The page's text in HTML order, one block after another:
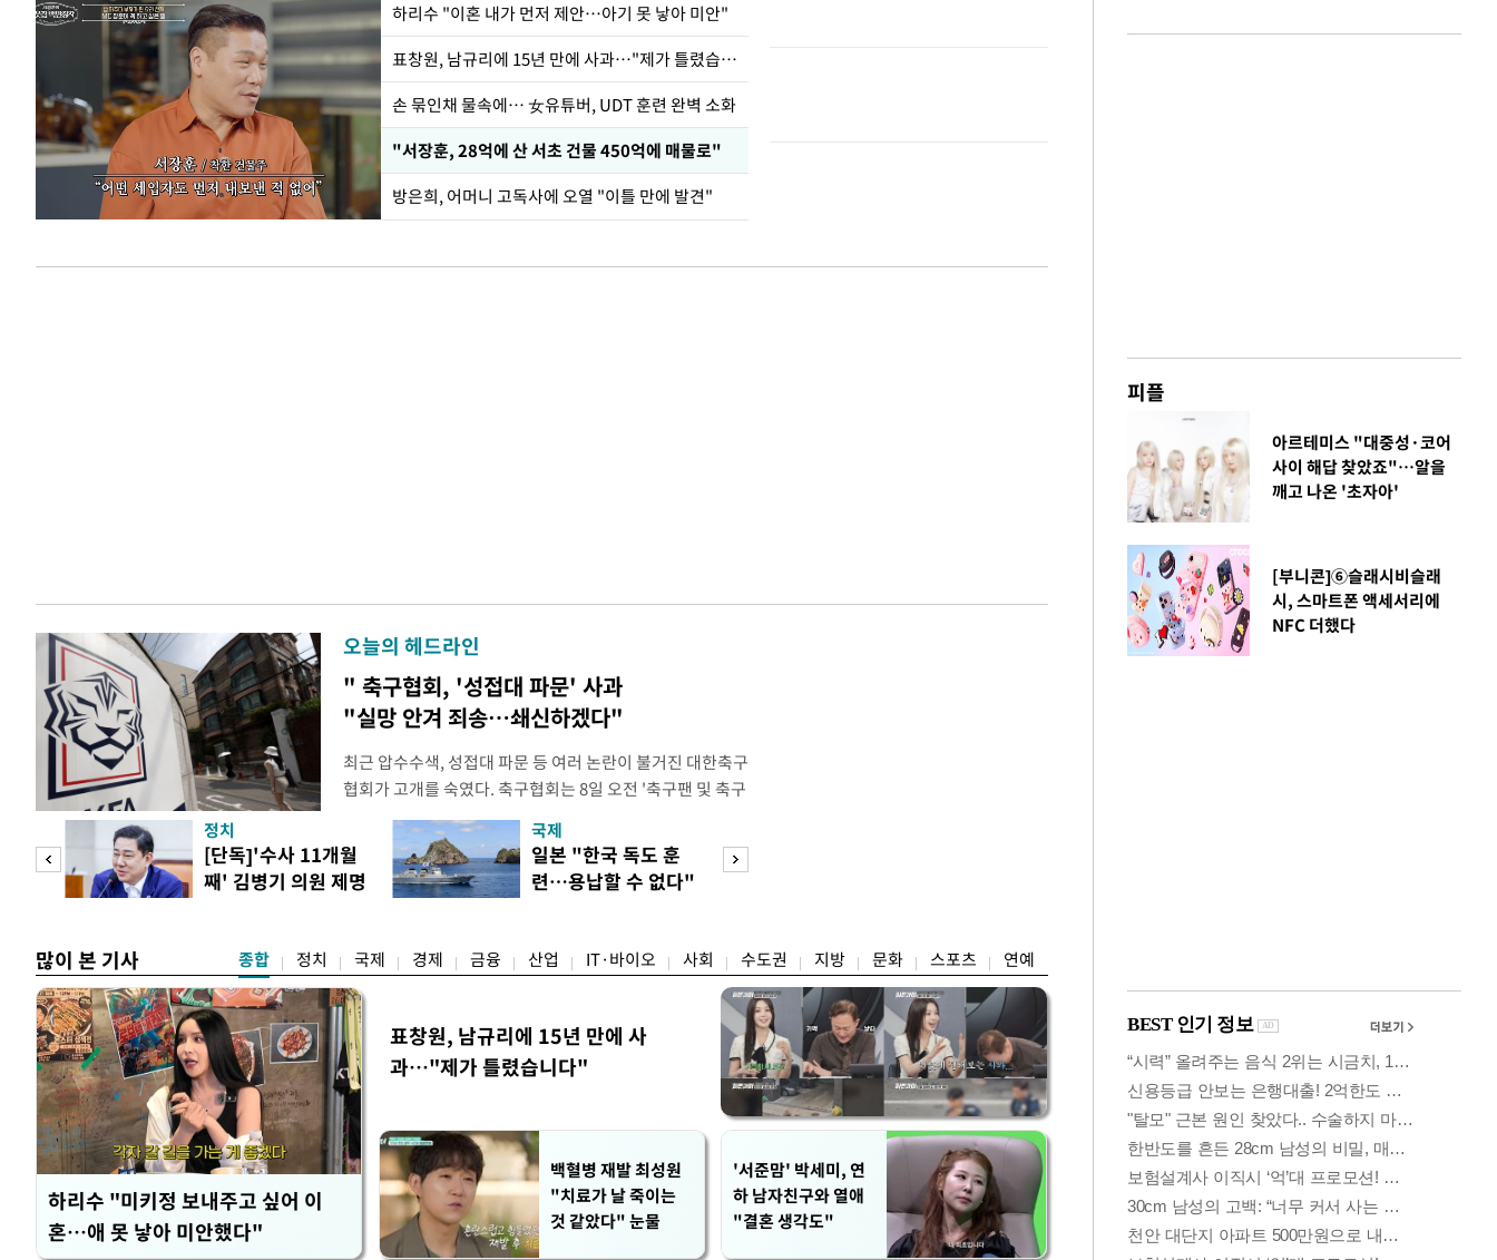
하리수 "이혼 내가 먼저 제안…아기 못 낳아 미안"
표창원, 남규리에 15년 만에 사과…"제가 틀렸습니다"
손 묶인채 물속에… 女유튜버, UDT 훈련 완벽 소화
"서장훈, 28억에 산 서초 건물 450억에 매물로"
방은희, 어머니 고독사에 오열 "이틀 만에 발견"
오늘의 헤드라인
" 축구협회, '성접대 파문' 사과
"실망 안겨 죄송…쇄신하겠다"
최근 압수수색, 성접대 파문 등 여러 논란이 불거진 대한축구
협회가 고개를 숙였다. 축구협회는 8일 오전 '축구팬 및 축구
관계자 여러분께 드리는 글'이라는 제목의 입장문을 발표했
다. 축구협회는 최근 2026 국제축구연맹(FIFA) 북중미 월드
컵 조별리그 탈락과 관련해 국회 문화체육관광위원회 청문
회에서 질타를 받은 데 이어, 홍명보 전 감독 선
정치
[단독]'수사 11개월
째' 김병기 의원 제명
국제
일본 "한국 독도 훈
련…용납할 수 없다"
많이 본 기사 종합 정치 국제 경제 금융 산업 IT·바이오 사회 수도권 지방 문화 스포츠 연예
하리수 "미키정 보내주고 싶어 이
혼…애 못 낳아 미안했다"
표창원, 남규리에 15년 만에 사
과…"제가 틀렸습니다"
백혈병 재발 최성원
"치료가 날 죽이는
것 같았다" 눈물
'서준맘' 박세미, 연
하 남자친구와 열애
"결혼 생각도"
피플
아르테미스 "대중성·코어
사이 해답 찾았죠"…알을
깨고 나온 '초자아'
[부니콘]⑥슬래시비슬래
시, 스마트폰 액세서리에
NFC 더했다